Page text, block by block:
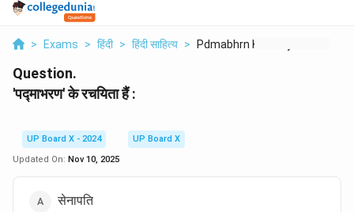
> Exams > हिंदी > हिंदी साहित्य > Pdmabhrn Ke Rchyita ...
Question.
'पद्माभरण' के रचयिता हैं :
UP Board X - 2024
UP Board X
Updated On: Nov 10, 2025
सेनापति